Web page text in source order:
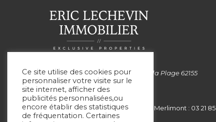
Siège social: 99 Avenue de la Plage 62155
MERLIMONT
Le Touquet : 03 21 05 75 05 - Merlimont : 03 21 85
00 51
Ce site utilise des cookies pour
personnaliser votre visite sur le
site internet, afficher des
publicités personnalisées,ou
encore établir des statistiques
de fréquentation. Certaines